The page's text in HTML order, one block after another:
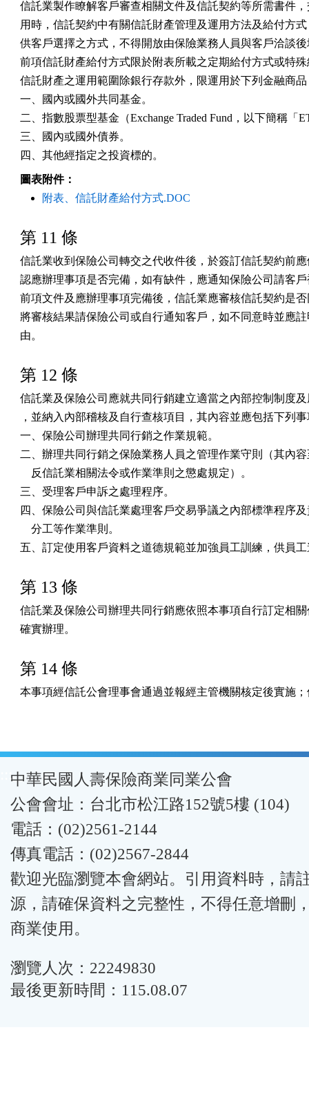
信託業製作瞭解客戶審查相關文件及信託契約等所需書件
用時，信託契約中有關信託財產管理及運用方法及給付方
供客戶選擇之方式，不得開放由保險業務人員與客戶洽談
前項信託財產給付方式限於附表所載之定期給付方式或特
信託財產之運用範圍除銀行存款外，限運用於下列金融商品
一、國內或國外共同基金。
二、指數股票型基金（Exchange Traded Fund，以下簡稱「
三、國內或國外債券。
四、其他經指定之投資標的。
圖表附件：
附表、信託財產給付方式.DOC
第 11 條
信託業收到保險公司轉交之代收件後，於簽訂信託契約前
認應辦理事項是否完備，如有缺件，應通知保險公司請客
前項文件及應辦理事項完備後，信託業應審核信託契約是
將審核結果請保險公司或自行通知客戶，如不同意時並應
由。
第 12 條
信託業及保險公司應就共同行銷建立適當之內部控制制度
，並納入內部稽核及自行查核項目，其內容並應包括下列
一、保險公司辦理共同行銷之作業規範。
二、辦理共同行銷之保險業務人員之管理作業守則（其內
    反信託業相關法令或作業準則之懲處規定）。
三、受理客戶申訴之處理程序。
四、保險公司與信託業處理客戶交易爭議之內部標準程序
    分工等作業準則。
五、訂定使用客戶資料之道德規範並加強員工訓練，供員
第 13 條
信託業及保險公司辦理共同行銷應依照本事項自行訂定相
確實辦理。
第 14 條
本事項經信託公會理事會通過並報經主管機關核定後實施
:::中華民國人壽保險商業同業公會
公會會址：台北市松江路152號5樓 (104)
電話：(02)2561-2144
傳真電話：(02)2567-2844
歡迎光臨瀏覽本會網站。引用資料時，請
源，請確保資料之完整性，不得任意增刪
商業使用。
瀏覽人次：22249830
最後更新時間：115.08.07